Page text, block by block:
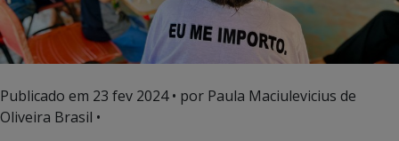
Publicado em 23 fev 2024• por Paula Maciulevicius de
Oliveira Brasil •